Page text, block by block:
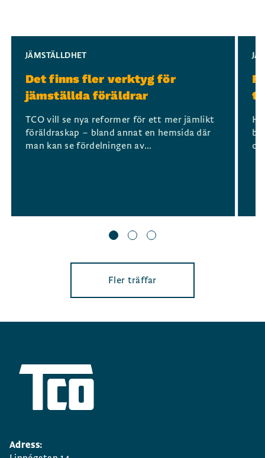
JÄMSTÄLLDHET
Det finns fler verktyg för
jämställda föräldrar
TCO vill se nya reformer för ett mer jämlikt
föräldraskap – bland annat en hemsida där
man kan se fördelningen av...
Fler träffar
Adress: